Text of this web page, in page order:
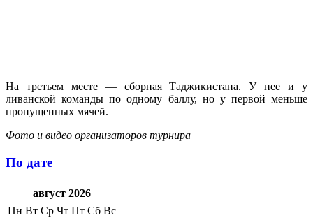
На третьем месте — сборная Таджикистана. У нее и у
ливанской команды по одному баллу, но у первой меньше
пропущенных мячей.
Фото и видео организаторов турнира
По дате
август 2026
Пн Вт Ср Чт Пт Сб Вс